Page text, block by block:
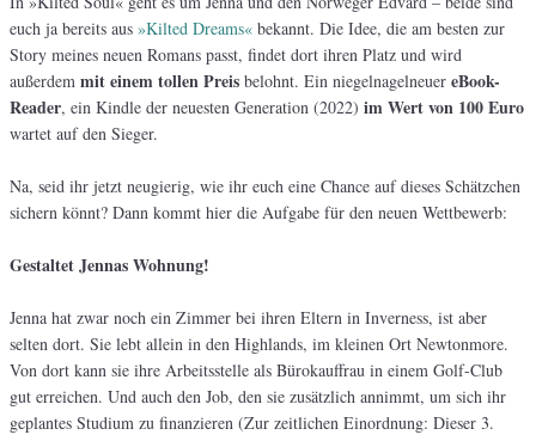
euch ja bereits aus »Kilted Dreams« bekannt. Die Idee, die am besten zur
Story meines neuen Romans passt, findet dort ihren Platz und wird
außerdem mit einem tollen Preis belohnt. Ein niegelnagelneuer eBook-
Reader, ein Kindle der neuesten Generation (2022) im Wert von 100 Euro
wartet auf den Sieger.
Na, seid ihr jetzt neugierig, wie ihr euch eine Chance auf dieses Schätzchen
sichern könnt? Dann kommt hier die Aufgabe für den neuen Wettbewerb:
Gestaltet Jennas Wohnung!
Jenna hat zwar noch ein Zimmer bei ihren Eltern in Inverness, ist aber
selten dort. Sie lebt allein in den Highlands, im kleinen Ort Newtonmore.
Von dort kann sie ihre Arbeitsstelle als Bürokauffrau in einem Golf-Club
gut erreichen. Und auch den Job, den sie zusätzlich annimmt, um sich ihr
geplantes Studium zu finanzieren (Zur zeitlichen Einordnung: Dieser 3.